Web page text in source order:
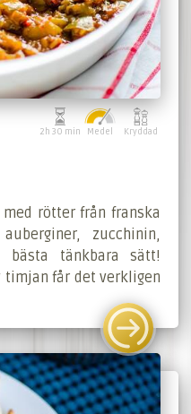
2h 30 min Medel Kryddad
rötter från franska
zucchinin,
bästa tänkbara sätt!
timjan får det verkligen